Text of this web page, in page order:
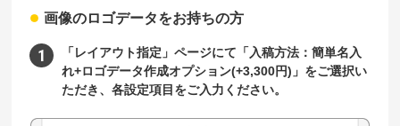
画像のロゴデータをお持ちの方
「レイアウト指定」ページにて「入稿方法：簡単名入
れ+ロゴデータ作成オプション(+3,300円)」をご選択い
ただき、各設定項目をご入力ください。